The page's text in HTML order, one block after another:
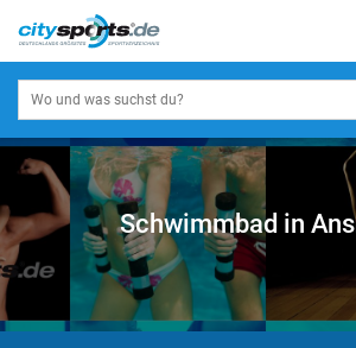
Schwimmbad in